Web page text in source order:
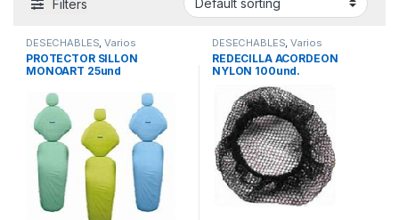
Filters
DESECHABLES ,Varios
Desechables
PROTECTOR SILLON
MONOART 25und
DESECHABLES ,Varios
Desechables
REDECILLA ACORDEON
NYLON 100und.